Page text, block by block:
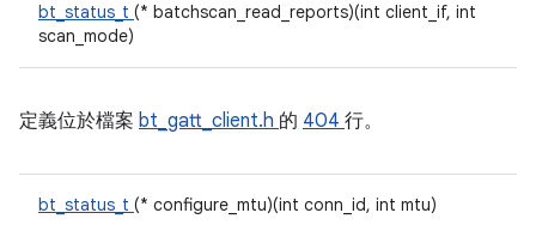
bt_status_t (* batchscan_read_reports)(int client_if, int
scan_mode)
定義位於檔案 bt_gatt_client.h 的 404 行。
bt_status_t (* configure_mtu)(int conn_id, int mtu)